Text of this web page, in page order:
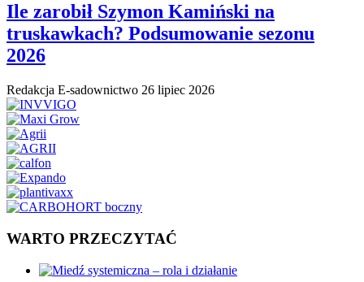
Ile zarobił Szymon Kamiński na
truskawkach? Podsumowanie sezonu
2026
Redakcja E-sadownictwo 26 lipiec 2026
WARTO PRZECZYTAĆ